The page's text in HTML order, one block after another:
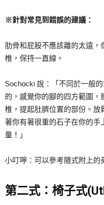
※針對常見到錯誤的建議：
肋骨和屁股不應該離的太遠
椎，保持一直線。
Sochocki 說：「不同於一般
的，感覺你的腳的四方範圍
椎，提起肚臍位置的部份。放
著你有著很重的石子在你的手
量！」
小叮嚀：可以參考隨式附上的
第二式：椅子式